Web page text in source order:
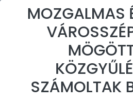
MOZGALMAS
SZÁMOLTAK